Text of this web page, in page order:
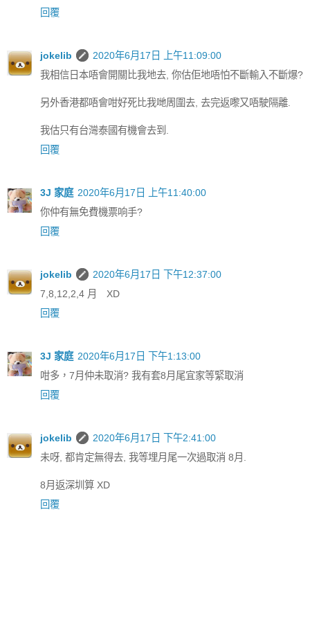
回覆
jokelib
2020年6月17日 上午11:09:00
我相信日本唔會開關比我地去, 你估佢地唔怕不斷輸入不斷爆?
另外香港都唔會咁好死比我哋周圍去, 去完返嚟又唔駛隔離.
我估只有台灣泰國有機會去到.
回覆
3J 家庭 2020年6月17日 上午11:40:00
你仲有無免費機票响手?
回覆
jokelib
2020年6月17日 下午12:37:00
7,8,12,2,4 月 XD
回覆
3J 家庭 2020年6月17日 下午1:13:00
咁多，7月仲未取消? 我有套8月尾宜家等緊取消
回覆
jokelib
2020年6月17日 下午2:41:00
未呀, 都肯定無得去, 我等埋月尾一次過取消 8月.
8月返深圳算 XD
回覆